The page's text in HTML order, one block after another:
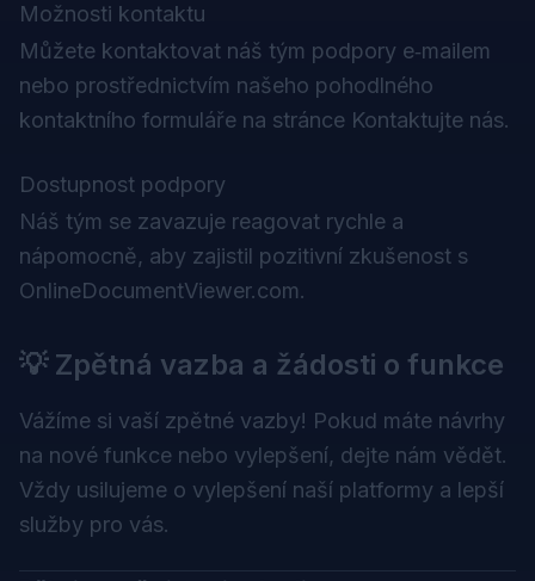
Možnosti kontaktu
Můžete kontaktovat náš tým podpory e‑mailem
nebo prostřednictvím našeho pohodlného
kontaktního formuláře na stránce Kontaktujte nás.
Dostupnost podpory
Náš tým se zavazuje reagovat rychle a
nápomocně, aby zajistil pozitivní zkušenost s
OnlineDocumentViewer.com.
💡 Zpětná vazba a žádosti o funkce
Vážíme si vaší zpětné vazby! Pokud máte návrhy
na nové funkce nebo vylepšení, dejte nám vědět.
Vždy usilujeme o vylepšení naší platformy a lepší
služby pro vás.